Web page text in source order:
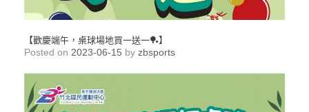
【歡慶端午，桌球場地買一送一🏓】
Posted on 2023-06-15 by zbsports